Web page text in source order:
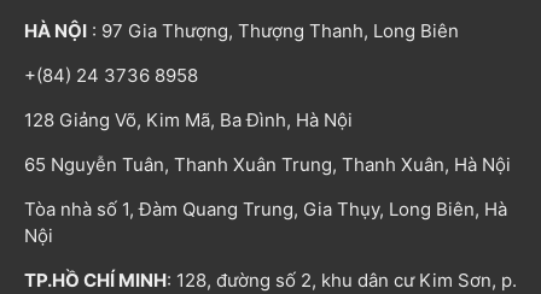
HÀ NỘI : 97 Gia Thượng, Thượng Thanh, Long Biên
+(84) 24 3736 8958
128 Giảng Võ, Kim Mã, Ba Đình, Hà Nội
65 Nguyễn Tuân, Thanh Xuân Trung, Thanh Xuân, Hà Nội
Tòa nhà số 1, Đàm Quang Trung, Gia Thụy, Long Biên, Hà
Nội
TP.HỒ CHÍ MINH: 128, đường số 2, khu dân cư Kim Sơn, p.